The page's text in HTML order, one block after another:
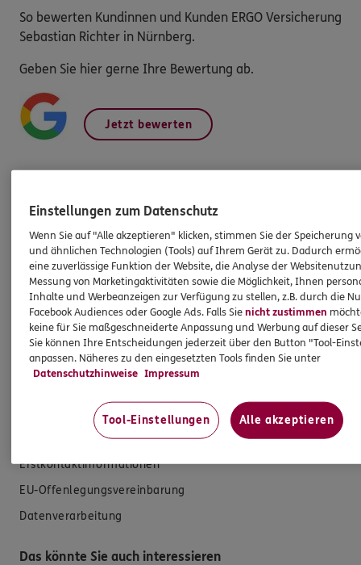
So bewerten Kundinnen und Kunden ERGO Versicherung
Sebastian Richter in Nürnberg.
Geben Sie hier gerne Ihre Bewertung ab.
Jetzt bewerten
Produkte
Zahnversicherungen
Krankenversicherung
Versicherungen für den privaten Bedarf
Versicherungen für Geschäftskunden
Hilfe & Services
E-Mail schreiben
Schaden melden
Erstkontaktinformationen
EU-Offenlegungsvereinbarung
Datenverarbeitung
Das könnte Sie auch interessieren
Einstellungen zum Datenschutz
Wenn Sie auf "Alle akzeptieren" klicken, stimmen Sie der Speicherung
und ähnlichen Technologien (Tools) auf Ihrem Gerät zu. Dadurch
eine zuverlässige Funktion der Website, die Analyse der
Messung von Marketingaktivitäten sowie die Möglichkeit, Ihnen
Inhalte und Werbeanzeigen zur Verfügung zu stellen, z.B. durch die
Facebook Audiences oder Google Ads. Falls Sienicht zustimmen
keine für Sie maßgeschneiderte Anpassung und Werbung auf dieser
Sie können Ihre Entscheidungen jederzeit über den Button "Tool-
anpassen. Näheres zu den eingesetzten Tools finden Sie unter
Datenschutzhinweise Impressum
Tool-Einstellungen Alle akzeptieren